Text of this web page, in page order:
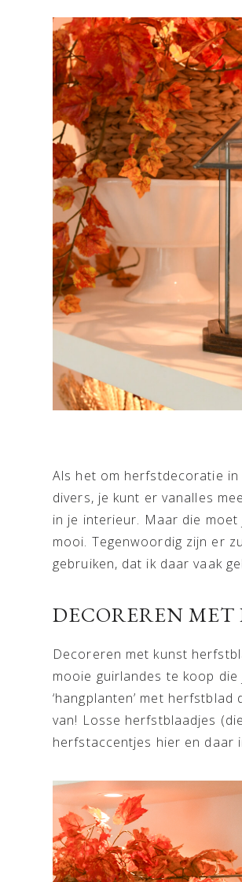
Als het om herfstdecoratie
divers, je kunt er vanalles
in je interieur. Maar die
mooi. Tegenwoordig zijn er
gebruiken, dat ik daar vaak
DECOREREN
Decoreren met kunst
mooie guirlandes te koop
‘hangplanten’ met
van! Losse herfstblaadjes
herfstaccentjes hier en daar